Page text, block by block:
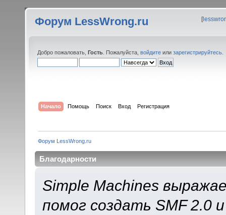
Форум LessWrong.ru [
Добро пожаловать, Гость . Пожалуйста, войдите или зарегистрируйтесь
Начало Помощь Поиск Вход Регистрация
Форум LessWrong.ru
Благодарности
Simple Machines
помог создать SMF 2.0